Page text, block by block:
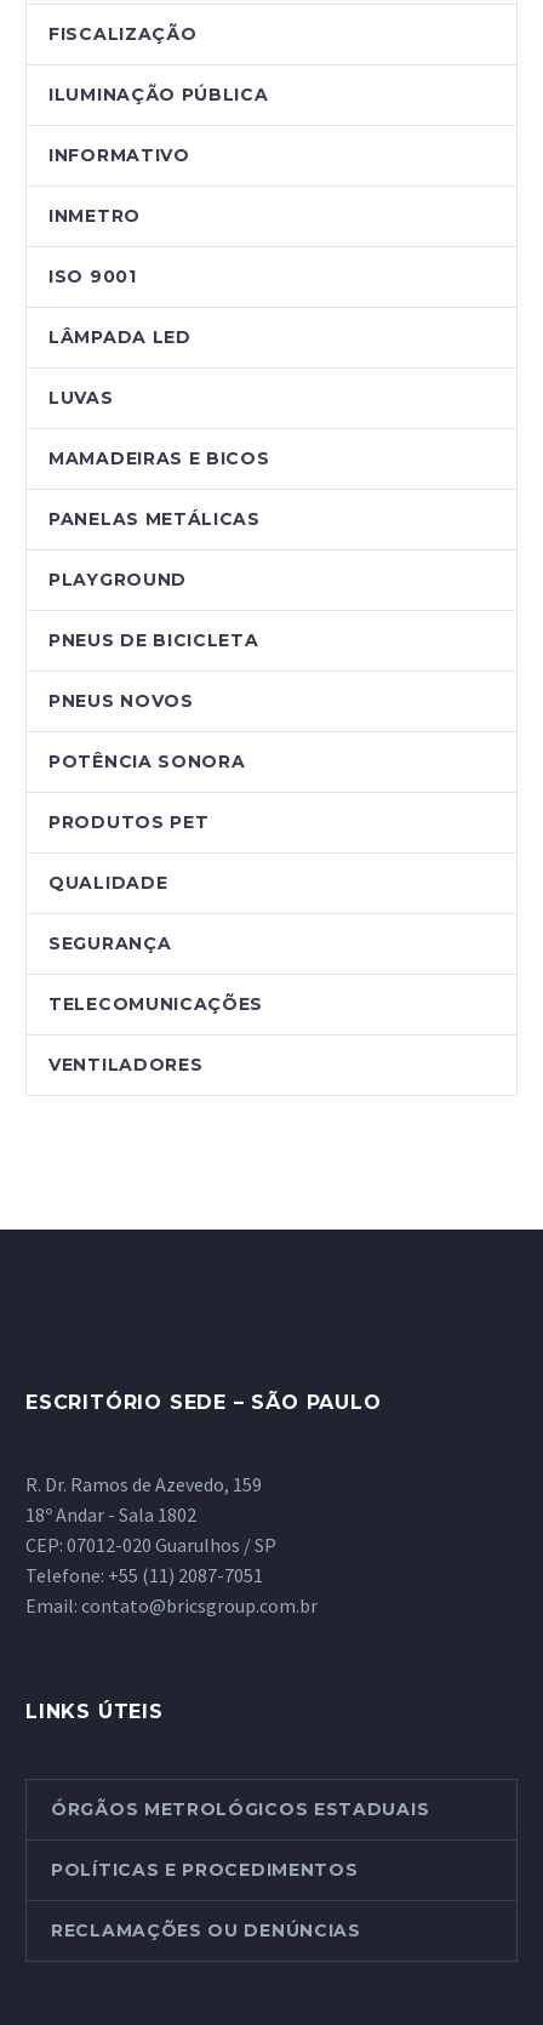
FISCALIZAÇÃO
ILUMINAÇÃO PÚBLICA
INFORMATIVO
INMETRO
ISO 9001
LÂMPADA LED
LUVAS
MAMADEIRAS E BICOS
PANELAS METÁLICAS
PLAYGROUND
PNEUS DE BICICLETA
PNEUS NOVOS
POTÊNCIA SONORA
PRODUTOS PET
QUALIDADE
SEGURANÇA
TELECOMUNICAÇÕES
VENTILADORES
ESCRITÓRIO SEDE – SÃO PAULO
R. Dr. Ramos de Azevedo, 159
18º Andar - Sala 1802
CEP: 07012-020 Guarulhos / SP
Telefone: +55 (11) 2087-7051
Email: contato@bricsgroup.com.br
LINKS ÚTEIS
ÓRGÃOS METROLÓGICOS ESTADUAIS
POLÍTICAS E PROCEDIMENTOS
RECLAMAÇÕES OU DENÚNCIAS